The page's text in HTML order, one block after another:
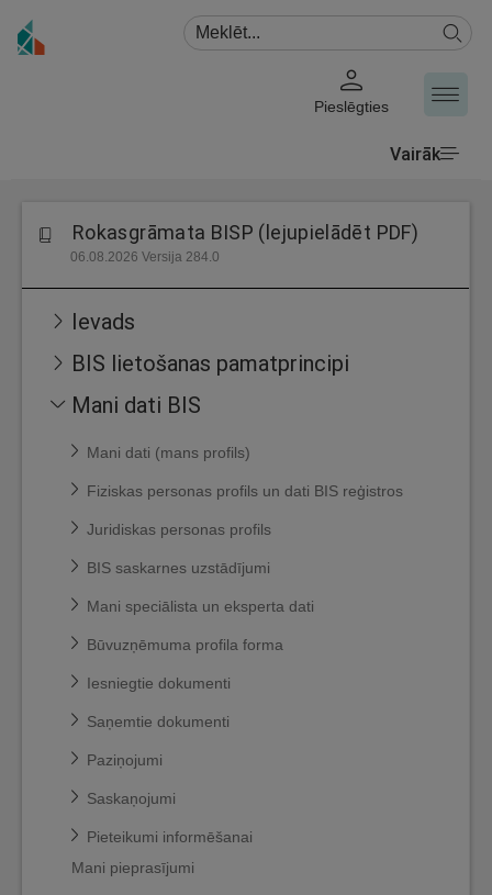
Pieslēgties
Vairāk
Rokasgrāmata BISP (lejupielādēt PDF)
06.08.2026 Versija 284.0
Ievads
BIS lietošanas pamatprincipi
Mani dati BIS
Mani dati (mans profils)
Fiziskas personas profils un dati BIS reģistros
Juridiskas personas profils
BIS saskarnes uzstādījumi
Mani speciālista un eksperta dati
Būvuzņēmuma profila forma
Iesniegtie dokumenti
Saņemtie dokumenti
Paziņojumi
Saskaņojumi
Pieteikumi informēšanai
Mani pieprasījumi